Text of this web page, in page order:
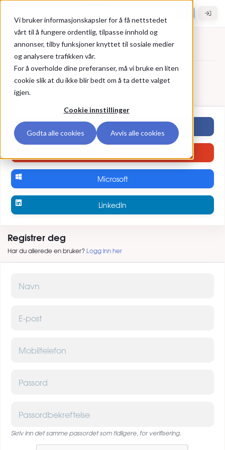
Vi bruker informasjonskapsler for å få nettstedet
vårt til å fungere ordentlig, tilpasse innhold og
annonser, tilby funksjoner knyttet til sosiale medier
og analysere trafikken vår.
For å overholde dine preferanser, må vi bruke en liten
cookie slik at du ikke blir bedt om å ta dette valget
igjen.
Cookie innstillinger
Godta alle cookies Avvis alle cookies
Registrer deg
Registrer deg
Bruk ekstern konto
Registrer deg med ekstern brukerkonto
Facebook
Microsoft
LinkedIn
Registrer deg
Har du allerede en bruker? Logg inn her
Skriv inn det samme passordet som tidligere, for verifisering.